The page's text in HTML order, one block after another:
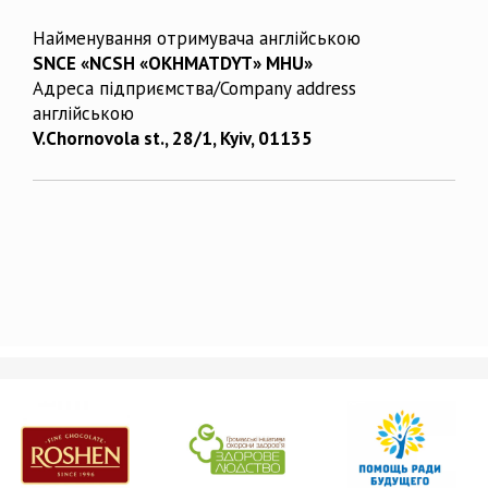
Найменування отримувача англійською
SNCE «NCSH «OKHMATDYT» MHU»
Адреса підприємства/Company address
англійською
V.Chornovola st., 28/1, Kyiv, 01135